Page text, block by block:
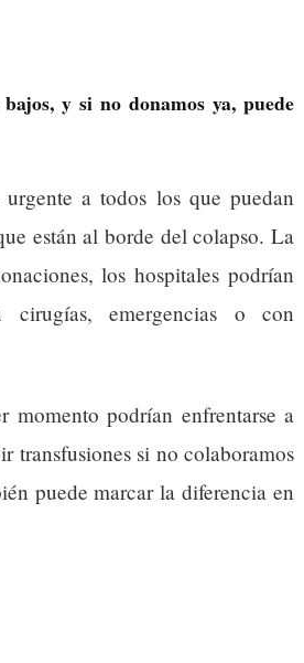
y si no donamos ya, puede
a todos los que puedan
están al borde del colapso. La
los hospitales podrían
emergencias o con
momento podrían enfrentarse a
transfusiones si no colaboramos
puede marcar la diferencia en